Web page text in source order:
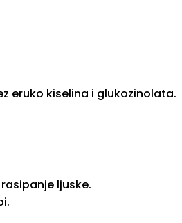
eruko kiselina i glukozinolata.
ljuske.